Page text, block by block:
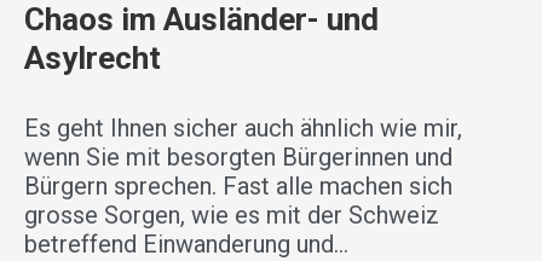
Chaos im Ausländer- und
Asylrecht
Es geht Ihnen sicher auch ähnlich wie mir,
wenn Sie mit besorgten Bürgerinnen und
Bürgern sprechen. Fast alle machen sich
grosse Sorgen, wie es mit der Schweiz
betreffend Einwanderung und…